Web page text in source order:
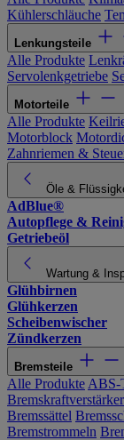
Kühlerschläuche
Lenkungsteile
Alle Produkte
Servolenkgetriebe
Motorteile
Alle Produkte
Motorblock
Zahnriemen &
Öle &
AdBlue®
Autopflege &
Getriebeöl
Wartung &
Glühbirnen
Glühkerzen
Scheibenwischer
Zündkerzen
Bremsteile
Alle Produkte ABS-
Bremskraftverstärker
Bremssättel
Bremstrommeln